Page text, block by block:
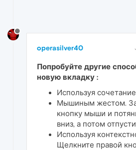
operasilver40
Попробуйте другие
новую вкладку :
Используя
Мышиным жестом.
кнопку мыши и
вниз, а потом
Используя
Щелкните правой